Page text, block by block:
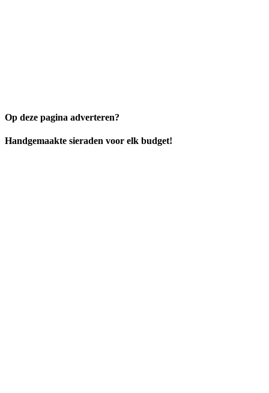
Op deze pagina adverteren?
Handgemaakte sieraden voor elk budget!